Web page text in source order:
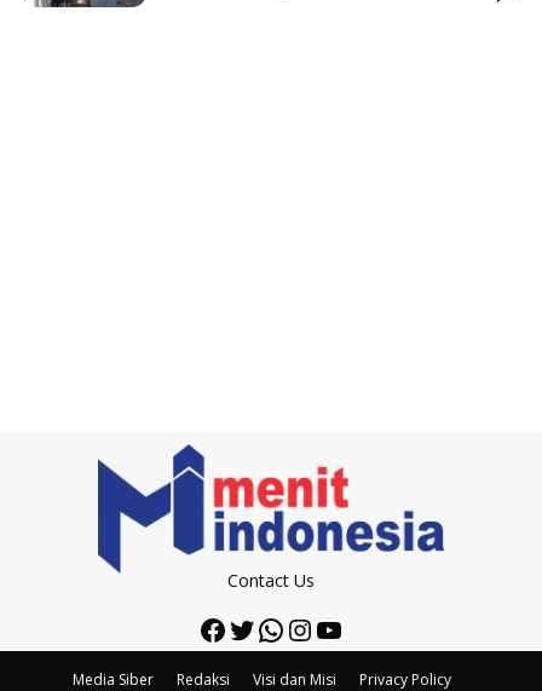
Contact Us
Facebook
Twitter
WhatsApp
Instagram
YouTube
Media Siber Redaksi Visi dan Misi Privacy Policy